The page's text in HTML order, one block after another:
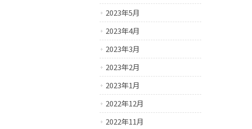
2023年5月
2023年4月
2023年3月
2023年2月
2023年1月
2022年12月
2022年11月